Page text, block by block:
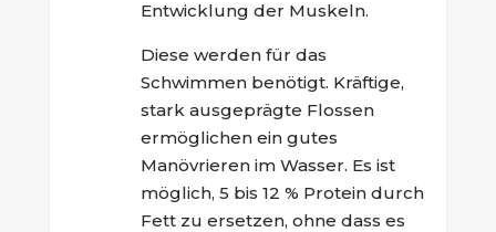
Entwicklung der Muskeln.
Diese werden für das
Schwimmen benötigt. Kräftige,
stark ausgeprägte Flossen
ermöglichen ein gutes
Manövrieren im Wasser. Es ist
möglich, 5 bis 12 % Protein durch
Fett zu ersetzen, ohne dass es